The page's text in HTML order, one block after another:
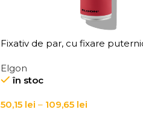
Fixativ de par, cu fixare
Elgon
în stoc
50,15 lei – 109,65 lei